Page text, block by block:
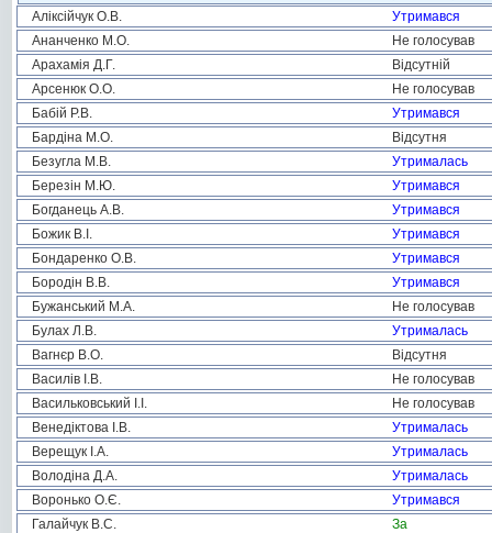
Аліксійчук О.В.
Утримався
Ананченко М.О.
Не голосував
Арахамія Д.Г.
Відсутній
Арсенюк О.О.
Не голосував
Бабій Р.В.
Утримався
Бардіна М.О.
Відсутня
Безугла М.В.
Утрималась
Березін М.Ю.
Утримався
Богданець А.В.
Утримався
Божик В.І.
Утримався
Бондаренко О.В.
Утримався
Бородін В.В.
Утримався
Бужанський М.А.
Не голосував
Булах Л.В.
Утрималась
Вагнєр В.О.
Відсутня
Василів І.В.
Не голосував
Васильковський І.І.
Не голосував
Венедіктова І.В.
Утрималась
Верещук І.А.
Утрималась
Володіна Д.А.
Утрималась
Воронько О.Є.
Утримався
Галайчук В.С.
За